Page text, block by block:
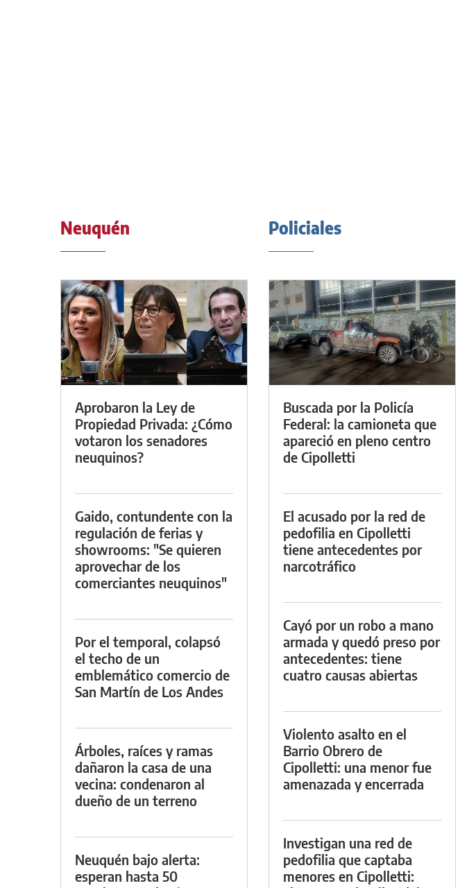
Neuquén
Aprobaron la Ley de
Propiedad Privada: ¿Cómo
votaron los senadores
neuquinos?
Gaido, contundente con la
regulación de ferias y
showrooms: "Se quieren
aprovechar de los
comerciantes neuquinos"
Por el temporal, colapsó
el techo de un
emblemático comercio de
San Martín de Los Andes
Árboles, raíces y ramas
dañaron la casa de una
vecina: condenaron al
dueño de un terreno
Neuquén bajo alerta:
esperan hasta 50
Policiales
Buscada por la Policía
Federal: la camioneta que
apareció en pleno centro
de Cipolletti
El acusado por la red de
pedofilia en Cipolletti
tiene antecedentes por
narcotráfico
Cayó por un robo a mano
armada y quedó preso por
antecedentes: tiene
cuatro causas abiertas
Violento asalto en el
Barrio Obrero de
Cipolletti: una menor fue
amenazada y encerrada
Investigan una red de
pedofilia que captaba
menores en Cipolletti: